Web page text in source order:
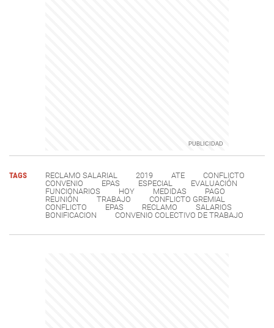
TAGS RECLAMO SALARIAL 2019 ATE
CONFLICTO
CONVENIO
EPAS ESPECIAL
EVALUACIÓN
FUNCIONARIOS
HOY MEDIDAS
PAGO
REUNIÓN
TRABAJO
CONFLICTO GREMIAL
CONFLICTO
EPAS RECLAMO
SALARIOS
BONIFICACION
CONVENIO COLECTIVO DE TRABAJO